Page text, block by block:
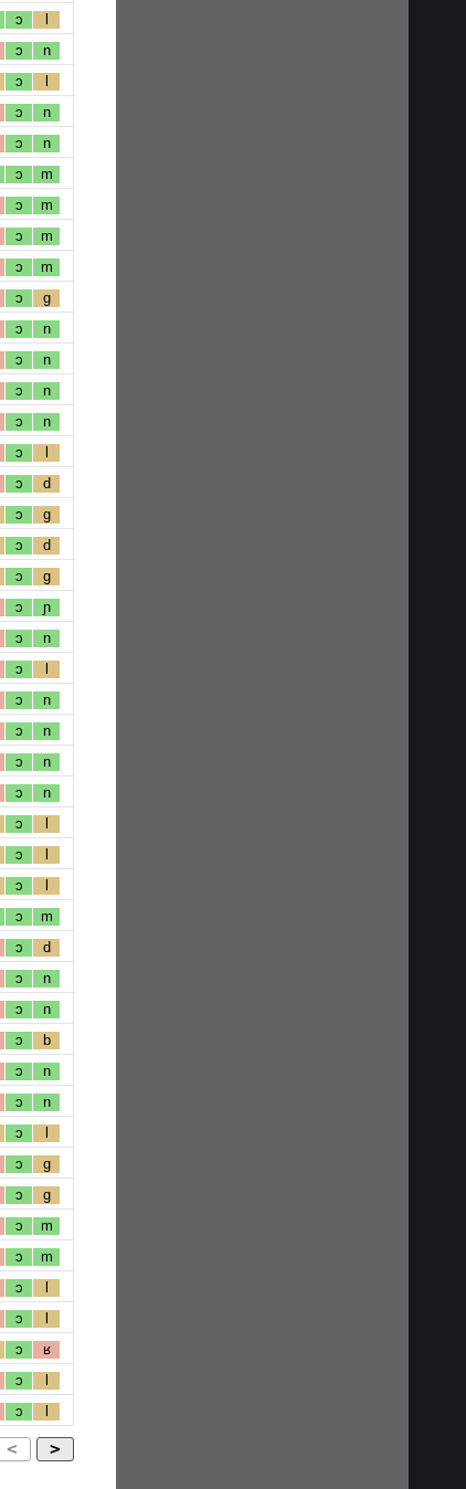
ɔ l
ɔ n
ɔ l
ɔ n
ɔ n
ɔ m
ɔ m
ɔ m
ɔ m
ɔ g
ɔ n
ɔ n
ɔ n
ɔ n
ɔ l
ɔ d
ɔ g
ɔ d
ɔ g
ɔ ɲ
ɔ n
ɔ l
ɔ n
ɔ n
ɔ n
ɔ n
ɔ l
ɔ l
ɔ l
ɔ m
ɔ d
ɔ n
ɔ n
ɔ b
ɔ n
ɔ n
ɔ l
ɔ g
ɔ g
ɔ m
ɔ m
ɔ l
ɔ l
ɔ ʁ
ɔ l
ɔ l